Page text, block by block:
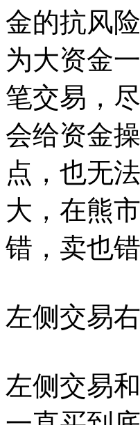
金的抗风
为大资金
笔交易，
会给资金
点，也无
大，在熊
错，卖也
左侧交易
左侧交易